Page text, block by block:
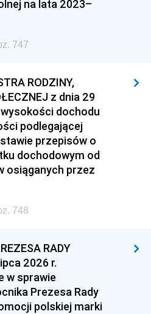
na lata 2023–
747
RODZINY,
z dnia 29
dochodu
podlegającej
przepisów o
dochodowym od
osiąganych przez
748
RADY
2026 r.
w sprawie
Prezesa Rady
polskiej marki